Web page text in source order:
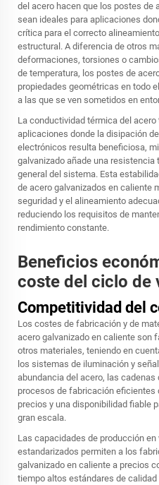
del acero hacen que los postes de
sean ideales para aplicaciones
crítica para el correcto
estructural. A diferencia de otros
deformaciones, torsiones o
de temperatura, los postes de
propiedades geométricas en todo
a las que se ven sometidos en
La conductividad térmica del
aplicaciones donde la disipación
electrónicos resulta beneficiosa,
galvanizado añade una
general del sistema. Esta
de acero galvanizados en caliente
seguridad y el alineamiento
reduciendo los requisitos de
rendimiento constante.
Beneficios
coste del ciclo de
Competitividad del
Los costes de fabricación y de
acero galvanizado en caliente son
otros materiales, teniendo en
los sistemas de iluminación y
abundancia del acero, las
procesos de fabricación eficientes
precios y una disponibilidad fiable
gran escala.
Las capacidades de producción
estandarizados permiten a los
galvanizado en caliente a precios
tiempo altos estándares de